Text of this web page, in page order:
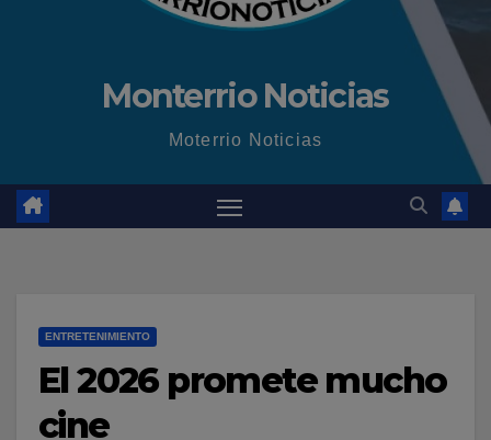
Monterrio Noticias
Moterrio Noticias
ENTRETENIMIENTO
El 2026 promete mucho
cine